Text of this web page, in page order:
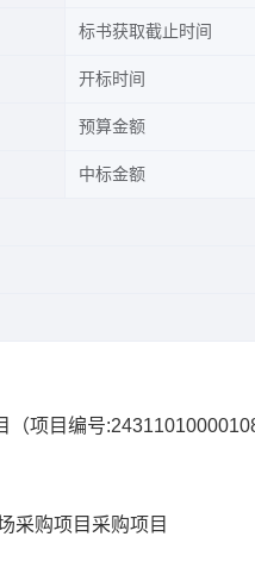
标书获取截止时间
开标时间
预算金额
中标金额
（项目编号:
采购项目 采购项目